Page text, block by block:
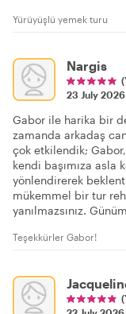
Yürüyüşlü yemek turu
Nargis
23 July 2026
Gabor ile harika bir
zamanda arkadaş
çok etkilendik;
kendi başımıza
yönlendirerek
mükemmel bir tur
yanılmazsınız.
Teşekkürler Gabor!